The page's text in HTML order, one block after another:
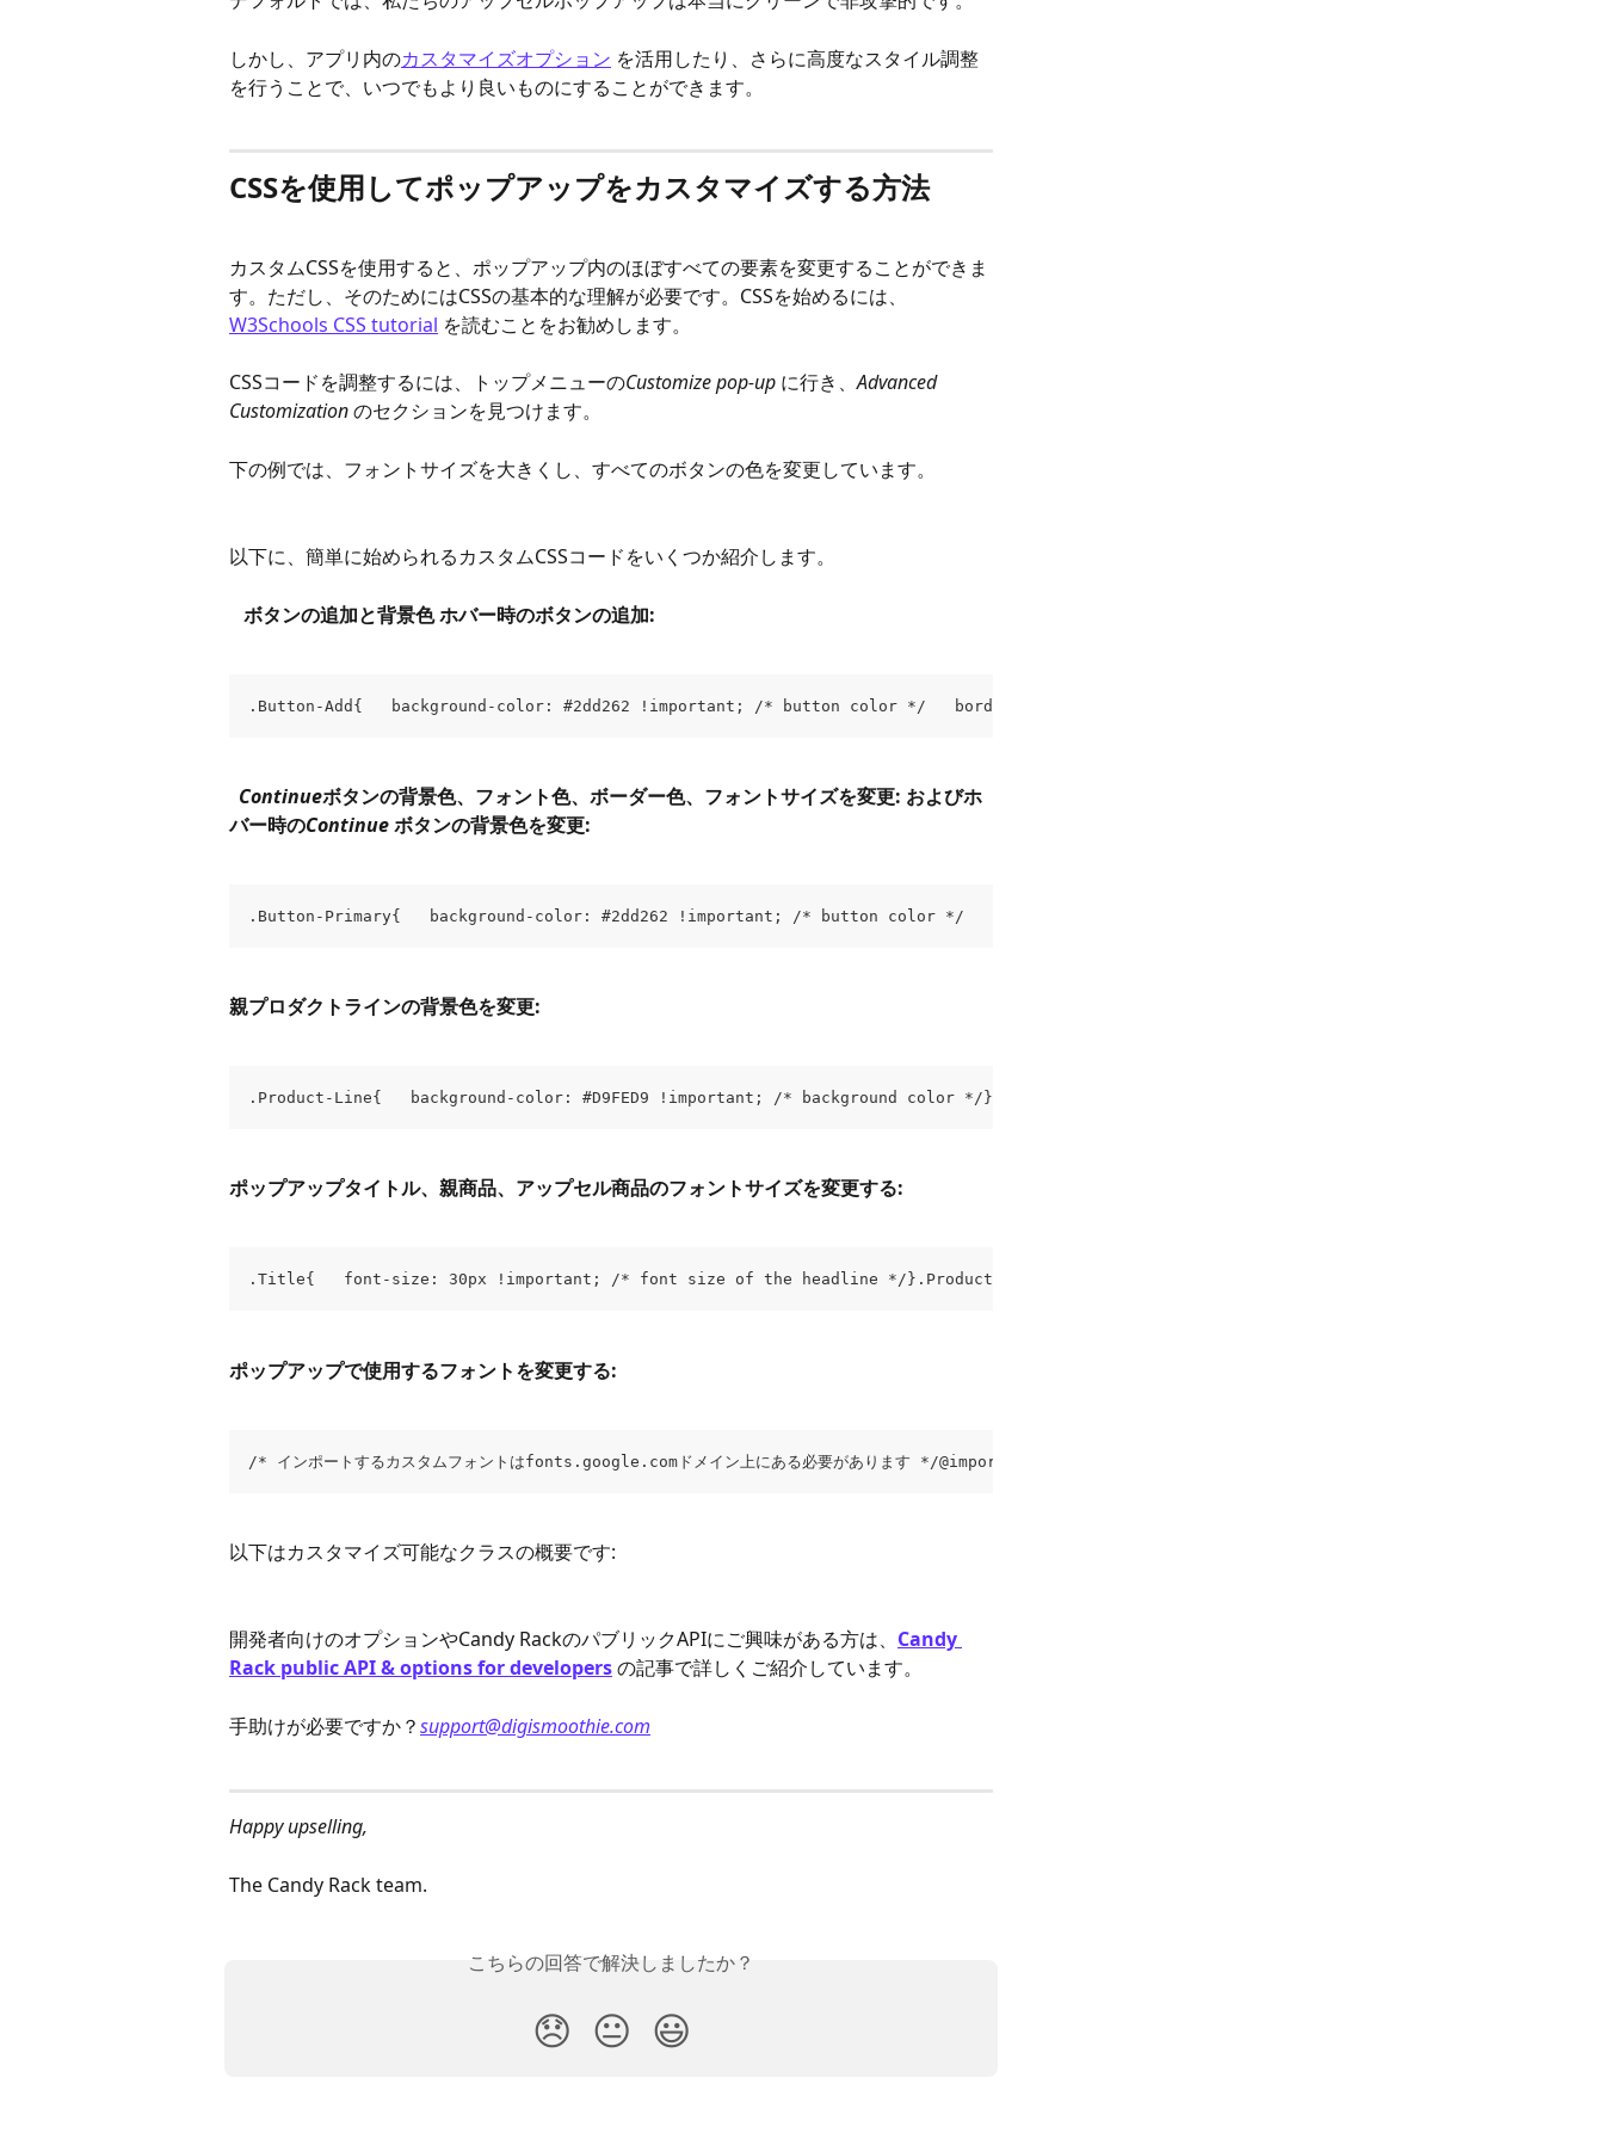
しかし、アプリ内のカスタマイズオプション を活用したり、さらに高度なスタイル調整
を行うことで、いつでもより良いものにすることができます。
CSSを使用してポップアップをカスタマイズする方法
カスタムCSSを使用すると、ポップアップ内のほぼすべての要素を変更することができま
す。ただし、そのためにはCSSの基本的な理解が必要です。CSSを始めるには、
W3Schools CSS tutorial を読むことをお勧めします。
CSSコードを調整するには、トップメニューのCustomize pop-up に行き、Advanced
Customization のセクションを見つけます。
下の例では、フォントサイズを大きくし、すべてのボタンの色を変更しています。
以下に、簡単に始められるカスタムCSSコードをいくつか紹介します。
ボタンの追加と背景色 ホバー時のボタンの追加:
.Button-Add{   background-color: #2dd262 !important; /* button color */   border-color: #8f9396 !important; /* border color */   color:
Continueボタンの背景色、フォント色、ボーダー色、フォントサイズを変更: およびホ
バー時のContinue ボタンの背景色を変更:
.Button-Primary{   background-color: #2dd262 !important; /* button color */   border-color: #8f9396 !important; /* border color */
親プロダクトラインの背景色を変更:
.Product-Line{   background-color: #D9FED9 !important; /* background color */}
ポップアップタイトル、親商品、アップセル商品のフォントサイズを変更する:
.Title{   font-size: 30px !important; /* font size of the headline */}.Product-Name{   font-size: 16px !important; /* font size of the
ポップアップで使用するフォントを変更する:
/* インポートするカスタムフォントはfonts.google.comドメイン上にある必要があります */@import url('https://fonts.googleapis.com/
以下はカスタマイズ可能なクラスの概要です:
開発者向けのオプションやCandy RackのパブリックAPIにご興味がある方は、 Candy
Rack public API & options for developers の記事で詳しくご紹介しています。
手助けが必要ですか？support@digismoothie.com
Happy upselling,
The Candy Rack team.
こちらの回答で解決しましたか？
😞 😐 😃